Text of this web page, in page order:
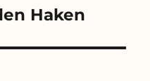
Haken